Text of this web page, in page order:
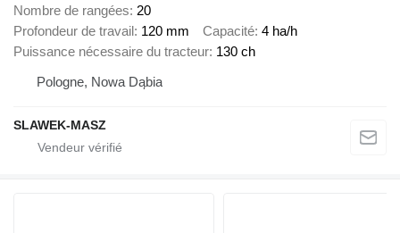
Nombre de rangées 20
Profondeur de travail 120 mm Capacité 4 ha/h
Puissance nécessaire du tracteur 130 ch
Pologne, Nowa Dąbia
SLAWEK-MASZ